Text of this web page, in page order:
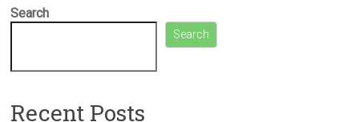
Search
Search
Recent Posts